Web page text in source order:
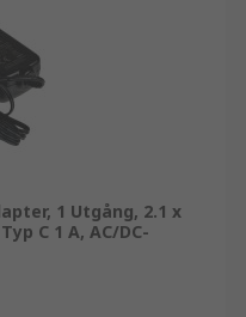
1 Utgång, 2.1 x
C 1 A, AC/DC-